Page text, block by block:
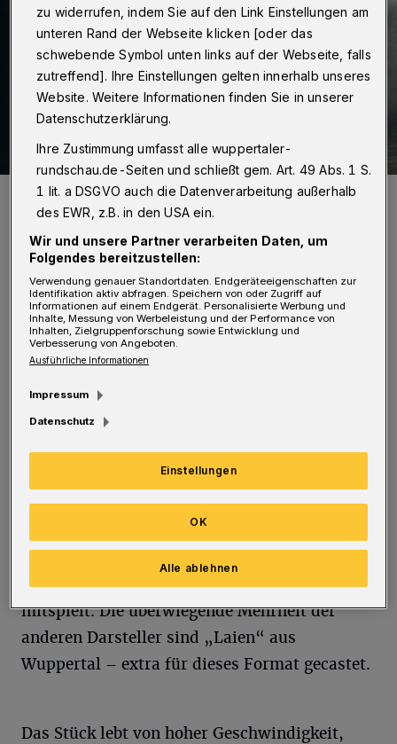
Einer der zahlreichen Momente der kaleidoskopartigen Wuppertaler
Inszenierung von Peter Handkes "Die Stunde da wir nichts
voneinander wußten".
Foto: Dana Schmidt
Von Stefan Seitz
I nszeniert von Charlotte Arndt und Thomas
Braus entfaltet sich auf leerer Bühne eine
Bewegungs- und Situations-Performance mit
28 Menschen, die ein Kaleidoskop des Alltags
und weit darüber hinaus darstellen.
hat Silvia Munzón López, die auch selbst
mitspielt. Die überwiegende Mehrheit der
anderen Darsteller sind „Laien“ aus
Wuppertal – extra für dieses Format gecastet.
Das Stück lebt von hoher Geschwindigkeit,
zu widerrufen, indem Sie auf den Link Einstellungen am
unteren Rand der Webseite klicken [oder das
schwebende Symbol unten links auf der Webseite, falls
zutreffend]. Ihre Einstellungen gelten innerhalb unseres
Website. Weitere Informationen finden Sie in unserer
Datenschutzerklärung.
Ihre Zustimmung umfasst alle wuppertaler-
rundschau.de-Seiten und schließt gem. Art. 49 Abs. 1 S.
1 lit. a DSGVO auch die Datenverarbeitung außerhalb
des EWR, z.B. in den USA ein.
Wir und unsere Partner verarbeiten Daten, um
Folgendes bereitzustellen:
Verwendung genauer Standortdaten. Endgeräteeigenschaften zur
Identifikation aktiv abfragen. Speichern von oder Zugriff auf
Informationen auf einem Endgerät. Personalisierte Werbung und
Inhalte, Messung von Werbeleistung und der Performance von
Inhalten, Zielgruppenforschung sowie Entwicklung und
Verbesserung von Angeboten.
Ausführliche Informationen
Impressum
Datenschutz
Einstellungen
Alle ablehnen
OK